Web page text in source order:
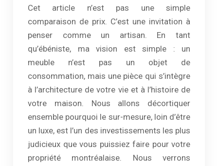
Cet article n’est pas une simple
comparaison de prix. C’est une invitation à
penser comme un artisan. En tant
qu’ébéniste, ma vision est simple : un
meuble n’est pas un objet de
consommation, mais une pièce qui s’intègre
à l’architecture de votre vie et à l’histoire de
votre maison. Nous allons décortiquer
ensemble pourquoi le sur-mesure, loin d’être
un luxe, est l’un des investissements les plus
judicieux que vous puissiez faire pour votre
propriété montréalaise. Nous verrons